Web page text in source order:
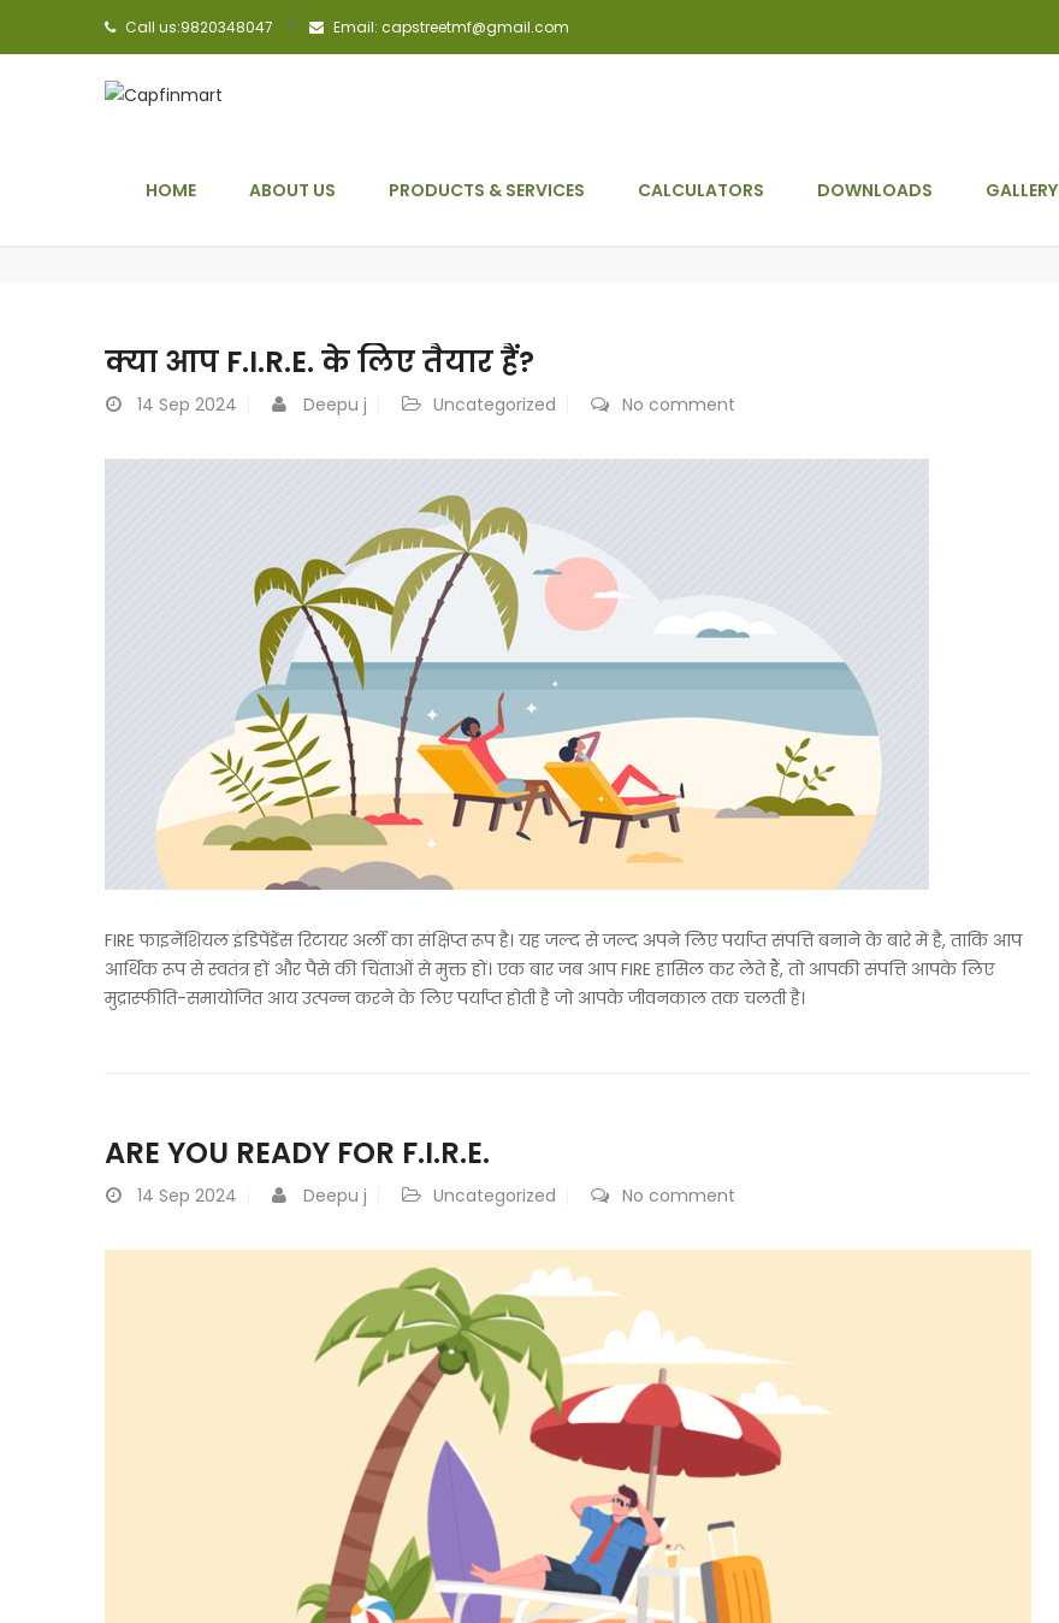
Call us:9820348047 Email: capstreetmf@gmail.com
HOME ABOUT US PRODUCTS & SERVICES CALCULATORS DOWNLOADS GALLERY
क्या आप F.I.R.E. के लिए तैयार हैं?
14 Sep 2024 Deepu j Uncategorized No comment
FIRE फाइनेंशियल इंडिपेंडेंस रिटायर अर्ली का संक्षिप्त रूप है। यह जल्द से जल्द अपने लिए पर्याप्त संपत्ति बनाने के बारे में है, ताकि आप
आर्थिक रूप से स्वतंत्र हों और पैसे की चिंताओं से मुक्त हों। एक बार जब आप FIRE हासिल कर लेते हैं, तो आपकी संपत्ति आपके लिए
मुद्रास्फीति-समायोजित आय उत्पन्न करने के लिए पर्याप्त होती है जो आपके जीवनकाल तक चलती है।
ARE YOU READY FOR F.I.R.E.
14 Sep 2024 Deepu j Uncategorized No comment